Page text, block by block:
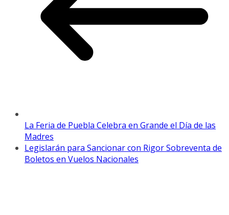
La Feria de Puebla Celebra en Grande el Día de las
Madres
Legislarán para Sancionar con Rigor Sobreventa de
Boletos en Vuelos Nacionales